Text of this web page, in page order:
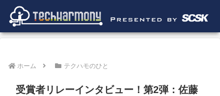
ホーム テクハモのひと
受賞者リレーインタビュー！第2弾：佐藤